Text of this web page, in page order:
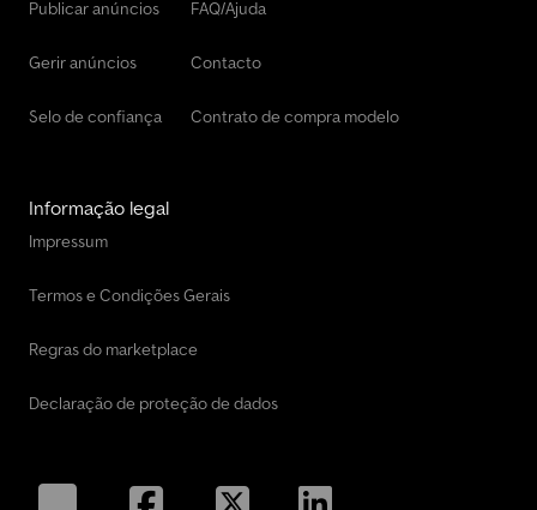
Publicar anúncios
Gerir anúncios
Selo de confiança
FAQ/Ajuda
Contacto
Contrato de compra modelo
Informação legal
Impressum
Termos e Condições Gerais
Regras do marketplace
Declaração de proteção de dados